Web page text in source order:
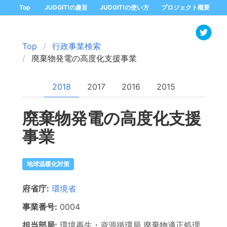
Top JUDGIT!の趣旨 JUDGIT!の使い方 プロジェクト概要
Top
行政事業検索
廃棄物発電の高度化支援事業
2018 2017 2016 2015
廃棄物発電の高度化支援
事業
地球温暖化対策
府省庁: 環境省
事業番号: 0004
担当部局: 環境再生・資源循環局 廃棄物適正処理